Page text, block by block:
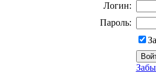
Логин:
Пароль: